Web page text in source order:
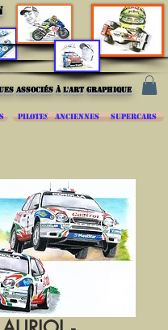
associés à l'art graphique
PILOTES ANCIENNES SUPERCARS